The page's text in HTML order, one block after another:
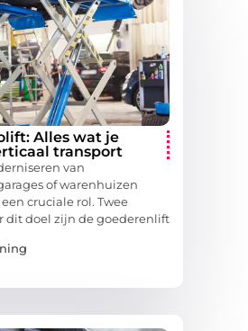
Alles wat je
transport
van
of warenhuizen
cruciale rol. Twee
dit doel zijn de goederenlift